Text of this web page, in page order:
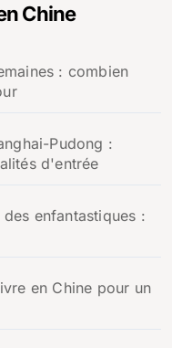
Chine
: combien
Pudong :
d'entrée
enfantastiques :
en Chine pour un